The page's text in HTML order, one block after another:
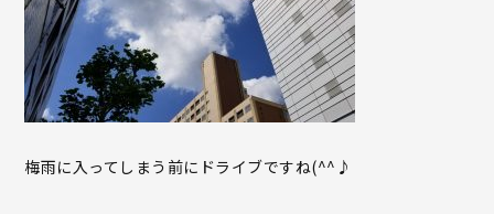
梅雨に入ってしまう前にドライブですね(^^♪